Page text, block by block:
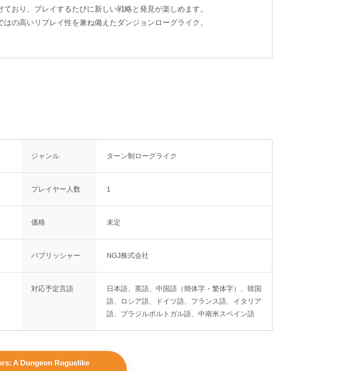
おり、プレイするたびに新しい戦略と発見が楽しめます。
の高いリプレイ性を兼ね備えたダンジョンローグライク。
ジャンル ターン制ローグライク
プレイヤー人数 1
価格 未定
パブリッシャー NGJ株式会社
対応予定言語
日本語、英語、中国語（簡体字・繁体字）、韓国
語、ロシア語、ドイツ語、フランス語、イタリア
語、ブラジルポルトガル語、中南米スペイン語
A Dungeon Roguelike